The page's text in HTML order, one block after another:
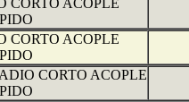
CORTO ACOPLE
CORTO ACOPLE
CORTO ACOPLE